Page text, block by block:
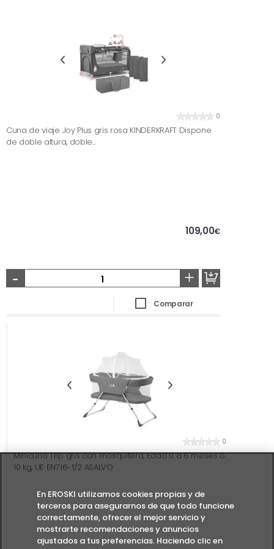
0
Cuna de viaje Joy Plus gris rosa KINDERKRAFT Dispone
de doble altura, doble...
109,00€
- +
Comparar
0
Minicuna Trip gris con mosquitera, Edad 0 a 6 meses ó
10 kg, UE EN716-1/2 ASALVO
En EROSKI utilizamos cookies propias y de
terceros para asegurarnos de que todo funcione
correctamente, ofrecer el mejor servicio y
mostrarte recomendaciones y anuncios
ajustados a tus preferencias. Haciendo clic en